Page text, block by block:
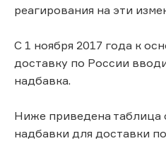
реагирования на эти
С 1 ноября 2017 года к
доставку по России
надбавка.
Ниже приведена таблица
надбавки для доставки